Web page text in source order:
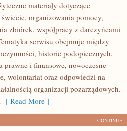
materiały dotyczące
organizowania pomocy,
zbiórek, współpracy z darczyńcami
serwisu obejmuje między
historie podopiecznych,
i finansowe, nowoczesne
wolontariat oraz odpowiedzi na
organizacji pozarządowych.
[ Read More ]
CONTINUE